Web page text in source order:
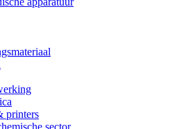
printers
sector